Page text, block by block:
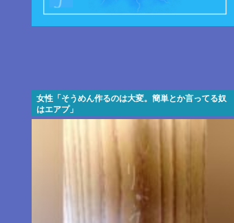
女性「そうめん作るのは大変。簡単とか言ってる奴
はエアプ」